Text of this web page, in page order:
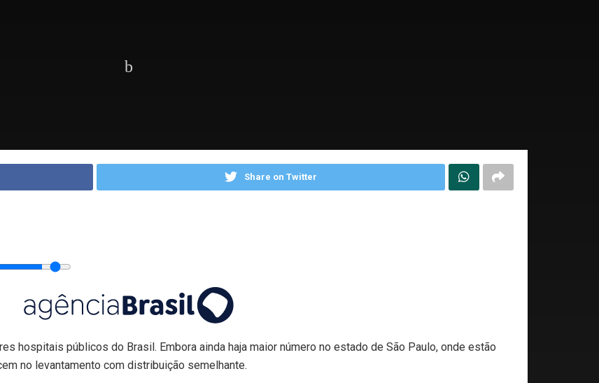
Share on Twitter
hospitais públicos do Brasil. Embora ainda haja maior número no estado de São Paulo, onde estão
no levantamento com distribuição semelhante.